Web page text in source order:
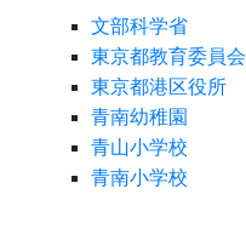
文部科学省
東京都教育委員会
東京都港区役所
青南幼稚園
青山小学校
青南小学校